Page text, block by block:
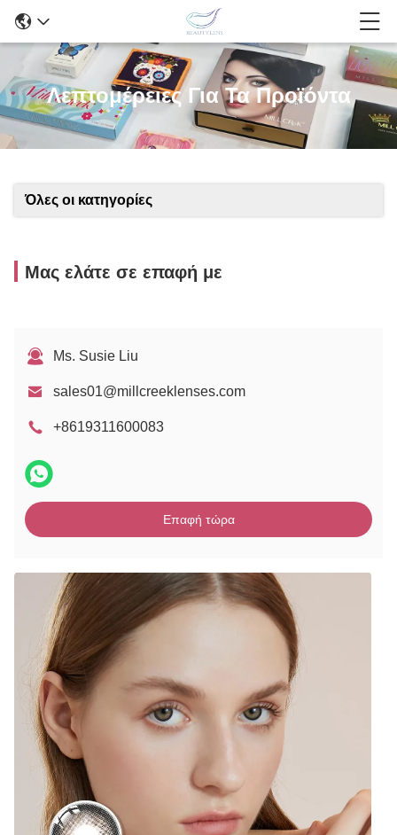
Λεπτομέρειες Για Τα Προϊόντα
Όλες οι κατηγορίες
Μας ελάτε σε επαφή με
Ms. Susie Liu
sales01@millcreeklenses.com
+8619311600083
Επαφή τώρα